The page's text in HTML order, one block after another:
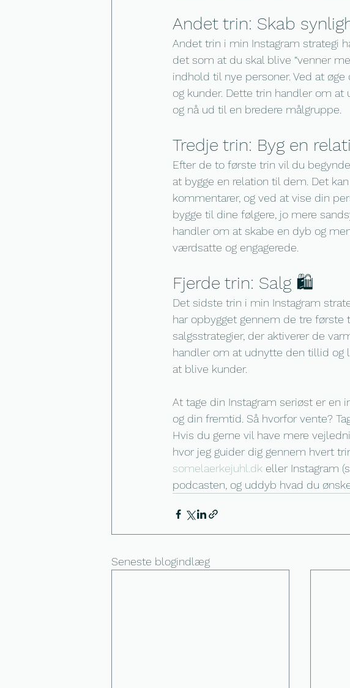
Andet trin: Skab
Andet trin i min Instagram strategi
det som at du skal blive “venner
indhold til nye personer. Ved at
og kunder. Dette trin handler om
og nå ud til en bredere målgruppe.
Tredje trin: Byg en
Efter de to første trin vil du
at bygge en relation til dem. Det
kommentarer, og ved at vise din
bygge til dine følgere, jo mere
handler om at skabe en dyb og
værdsatte og engagerede.
Fjerde trin: Salg 🛍️
Det sidste trin i min Instagram
har opbygget gennem de tre
salgsstrategier, der aktiverer de
handler om at udnytte den tillid og
at blive kunder.
At tage din Instagram seriøst er en
og din fremtid. Så hvorfor vente?
Hvis du gerne vil have mere
hvor jeg guider dig gennem hvert
somelaerkejuhl.dk eller Instagram
podcasten, og uddyb hvad du
Seneste blogindlæg